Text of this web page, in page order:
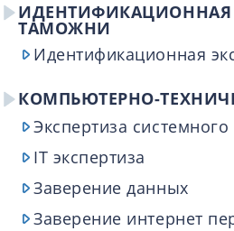
ИДЕНТИФИКАЦИОННАЯ
ТАМОЖНИ
Идентификационная
КОМПЬЮТЕРНО-
Экспертиза системного
IT экспертиза
Заверение данных
Заверение интернет